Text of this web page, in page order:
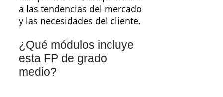
a las tendencias del mercado
y las necesidades del cliente.
¿Qué módulos incluye
esta FP de grado
medio?